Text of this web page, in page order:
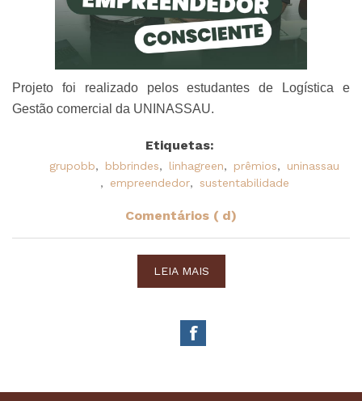
Projeto foi realizado pelos estudantes de Logística e
Gestão comercial da UNINASSAU.
Etiquetas:
grupobb, bbbrindes, linhagreen, prêmios,
uninassau
,
empreendedor, sustentabilidade
Comentários ( d)
LEIA MAIS